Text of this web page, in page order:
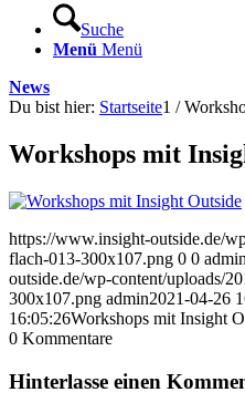
Suche
Menü Menü
News
Du bist hier: Startseite1 /
Workshops mit
https://www.insight-outside.de/
flach-013-300x107.png 0 0 admin
outside.de/wp-content/uploads/
300x107.png admin2021-04-26
16:05:26Workshops mit Insight
0 Kommentare
Hinterlasse einen